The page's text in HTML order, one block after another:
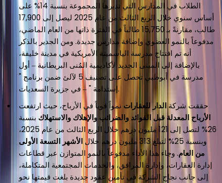
الطلاب في المدارس التي تديرها المجموعة بنسبة 14% على
أساس سنوي خلال الربع الثالث من عام 2025 ليصل إلى 17,900
طالب، مقارنةً بـ 15,750 طالباً في الفترة ذاتها من العام الماضي،
مدفوعاً بالنمو العضوي وإضافة مدارس جديدة. ومن الجدير بالذكر
أنه تم افتتاح مدرسة الياسمينة الأمريكية في مدينة خليفة،
بالإضافة إلى المبنى الجديد لأكاديمية المُنى البريطانية – أول
مدرسة في أبوظبي تحصل على تصنيف 5 لآلئ ضمن برنامج "
إستدامة " – في جزيرة السعديات.
حققت شركةالدار للعقارات نمواً قوياً في الأرباح، حيث ارتفعت
الأرباح المعدلة قبل الفوائد والضرائب والإهلاك والاستهلاك بنسبة
26% لتصل إلى 121 مليون درهم خلال الربع الثالث من عام 2025،
وبنسبة 25% لتبلغ 313 مليون درهم خلال
الأشهر التسعة الأولى
من العام. وجاء هذا الأداء مدفوعاً بالنمو المتوازن عبر قطاعات
إدارة العقارات، وإدارة المرافق، والخدمات المجتمعية المتكاملة،
إلى جانب نجاح الشركة في تأمين عقود جديدة بلغت قيمتها نحو